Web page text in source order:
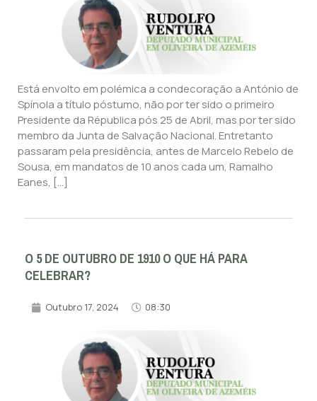
Está envolto em polémica a condecoração a António de
Spínola a título póstumo, não por ter sido o primeiro
Presidente da Républica pós 25 de Abril, mas por ter sido
membro da Junta de Salvação Nacional. Entretanto
passaram pela presidência, antes de Marcelo Rebelo de
Sousa, em mandatos de 10 anos cada um, Ramalho
Eanes, […]
O 5 DE OUTUBRO DE 1910 O QUE HÁ PARA
CELEBRAR?
Outubro 17, 2024 08:30